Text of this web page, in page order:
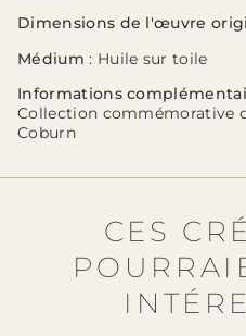
Dimensions de l'œuvre
Médium : Huile sur toile
Informations
Collection commémorative
Coburn
CES